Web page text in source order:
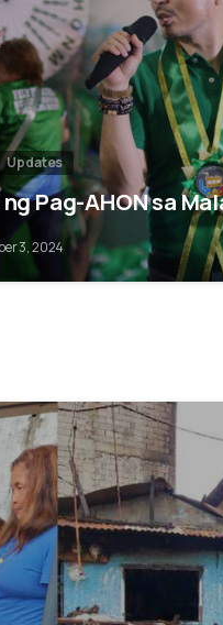
Updates
Pag-AHON sa
3, 2024